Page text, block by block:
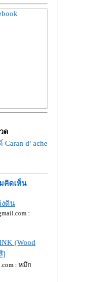
ด
d' ache
คิดเห็น
งดิน
:
(Wood
]
: หมึก